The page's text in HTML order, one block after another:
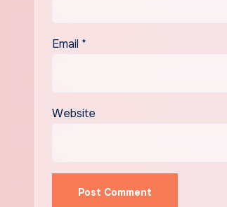
Email *
Website